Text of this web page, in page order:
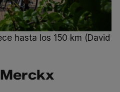
hasta los 150 km (David